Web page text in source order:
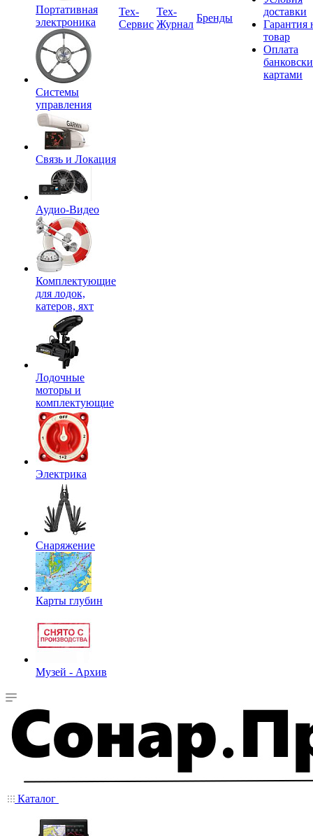
Портативная
электроника
Системы
управления
Связь и Локация
Аудио-Видео
Комплектующие
для лодок,
катеров, яхт
Лодочные
моторы и
комплектующие
Электрика
Снаряжение
Карты глубин
Музей - Архив
Tex-
Сервис
Тех-
Журнал
Бренды
доставки
Гарантия
товар
Оплата
картами
Каталог